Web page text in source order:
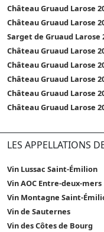
Château Gruaud Larose
Château Gruaud Larose
Sarget de Gruaud Larose
Château Gruaud Larose
Château Gruaud Larose
Château Gruaud Larose
Château Gruaud Larose
Château Gruaud Larose
LES APPELLATIONS
Vin Lussac Saint-Émilion
Vin AOC Entre-deux-mers
Vin Montagne Saint-
Vin de Sauternes
Vin des Côtes de Bourg